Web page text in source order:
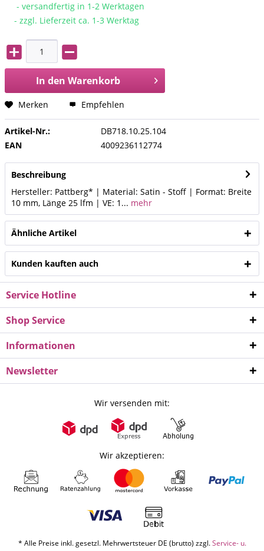
- versandfertig in 1-2 Werktagen
- zzgl. Lieferzeit ca. 1-3 Werktag
In den Warenkorb
Merken Empfehlen
Artikel-Nr.:
DB718.10.25.104
EAN
4009236112774
Beschreibung
Hersteller: Pattberg* | Material: Satin - Stoff | Format: Breite
10 mm, Länge 25 lfm | VE: 1... mehr
Ähnliche Artikel
Kunden kauften auch
Service Hotline
Shop Service
Informationen
Newsletter
Wir versenden mit:
Wir akzeptieren:
* Alle Preise inkl. gesetzl. Mehrwertsteuer DE (brutto) zzgl.Service- u.